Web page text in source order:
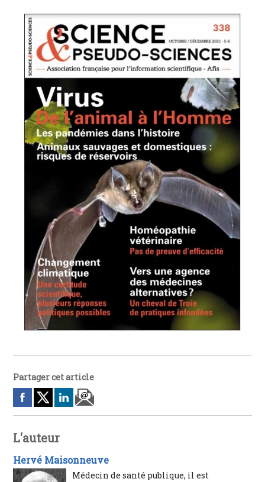
Partager cet article
L'auteur
Hervé Maisonneuve
Médecin de santé publique, il est